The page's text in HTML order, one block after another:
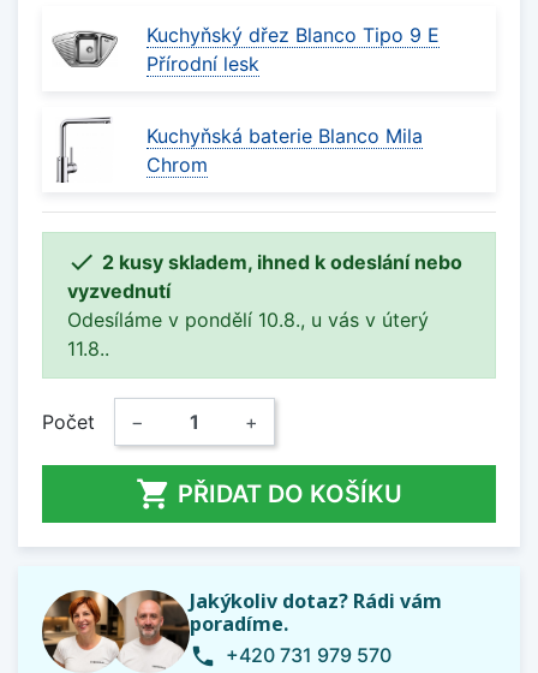
Kuchyňský dřez Blanco Tipo 9 E
Přírodní lesk
Kuchyňská baterie Blanco Mila
Chrom
 2 kusy skladem, ihned k odeslání nebo
vyzvednutí
Odesíláme v pondělí 10.8., u vás v úterý
11.8..
Počet − +
 PŘIDAT DO KOŠÍKU
Jakýkoliv dotaz? Rádi vám
poradíme.
phone +420 731 979 570